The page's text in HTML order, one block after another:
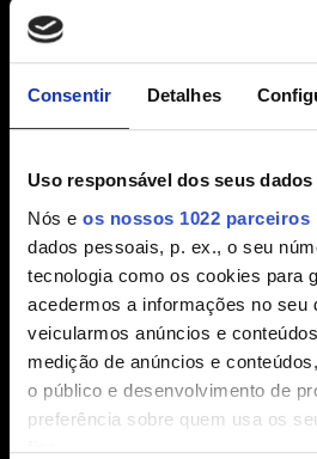
Consentir Detalhes
Uso responsável dos seus dados
Nós e os nossos 1022 parceiros
dados pessoais, p. ex., o seu
tecnologia como os cookies para
acedermos a informações no seu
veicularmos anúncios e
medição de anúncios e
o público e desenvolvimento de
preferência sobre quem usa os
fins.
Extras
Trilha Sonora do
Thronebreaker: The Witcher
Política de vídeos
Política de vídeo